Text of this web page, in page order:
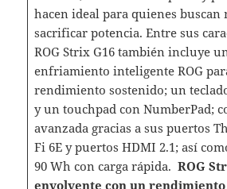
hacen ideal para quienes
sacrificar potencia. Entre sus
ROG Strix G16 también incluye
enfriamiento inteligente ROG
rendimiento sostenido; un
y un touchpad con NumberPad;
avanzada gracias a sus puertos
Fi 6E y puertos HDMI 2.1; así
90 Wh con carga rápida. ROG
envolvente con un